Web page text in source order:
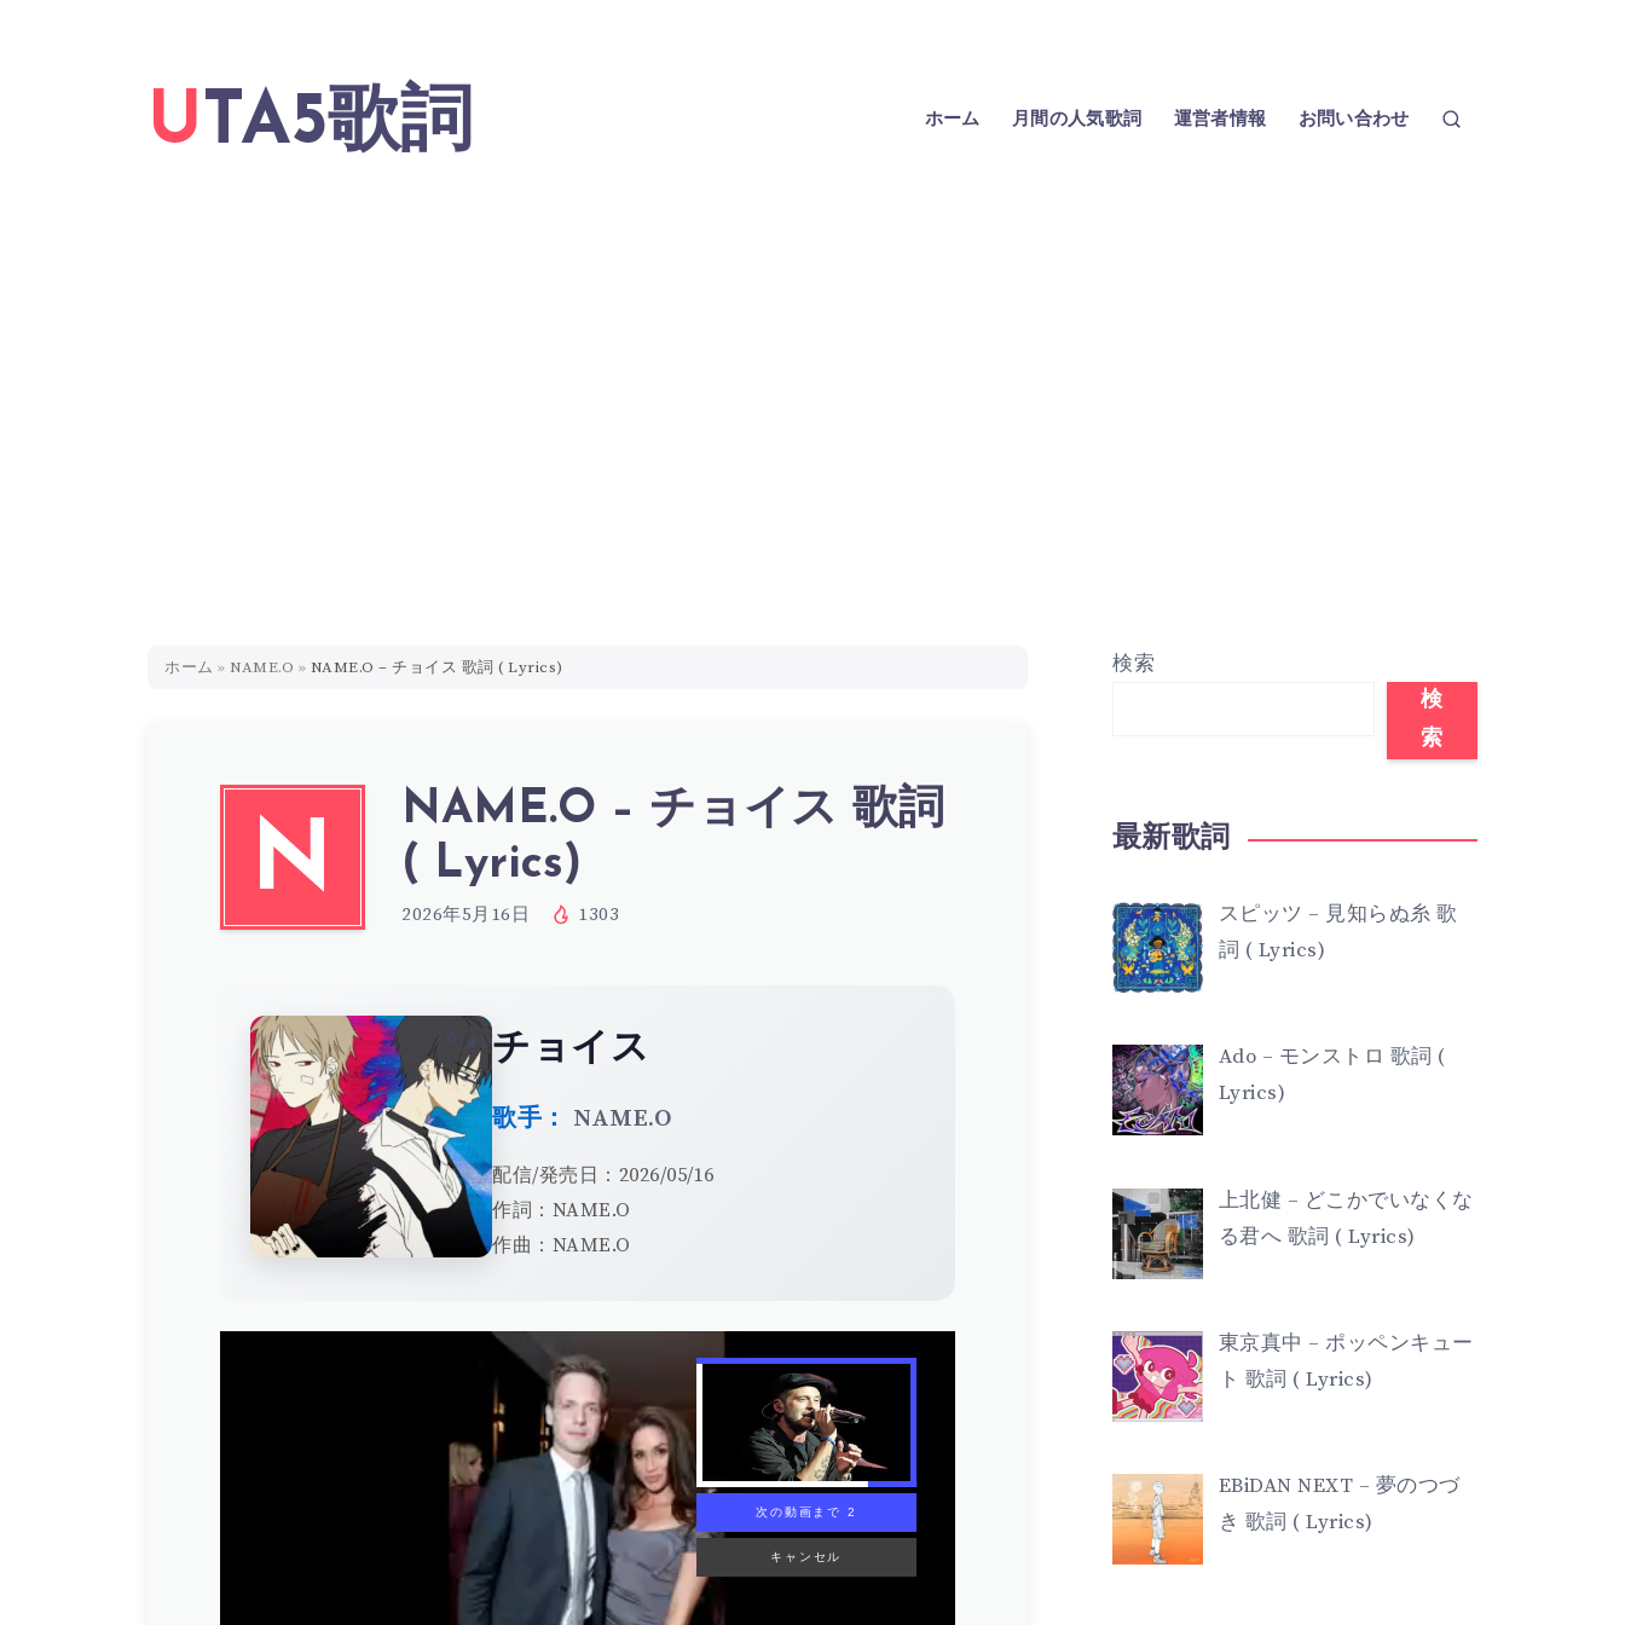
UTA5歌詞 ホーム 月間の人気歌詞 運営者情報 お問い合わせ
ホーム » NAME.O » NAME.O – チョイス 歌詞 ( Lyrics)
N
NAME.O – チョイス 歌詞
( Lyrics)
2026年5月16日 1303
チョイス
歌手： NAME.O
配信/発売日：2026/05/16
作詞：NAME.O
作曲：NAME.O
次の動画まで 1
キャンセル
検索
検
索
最新歌詞
スピッツ – 見知らぬ糸 歌
詞 ( Lyrics)
Ado – モンストロ 歌詞 (
Lyrics)
上北健 – どこかでいなくな
る君へ 歌詞 ( Lyrics)
東京真中 – ポッペンキュー
ト 歌詞 ( Lyrics)
EBiDAN NEXT – 夢のつづ
き 歌詞 ( Lyrics)